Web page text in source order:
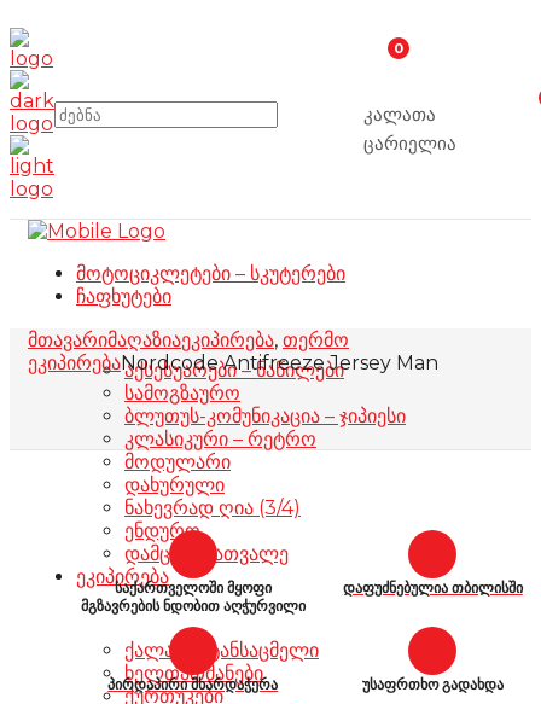
0
კალათა
ცარიელია
მოტოციკლეტები – სკუტერები
ჩაფხუტები
აქსესუარები – ნაწილები
სამოგზაურო
ბლუთუს-კომუნიკაცია – ჯიპიესი
კლასიკური – რეტრო
მოდულარი
დახურული
ნახევრად ღია (3/4)
ენდურო
დამცავი სათვალე
ეკიპირება
ქალაქის ტანსაცმელი
ხელთათმანები
ქურთუკები
მთავარიმაღაზიაეკიპირება, თერმო
ეკიპირებაNordcode Antifreeze Jersey Man
საქართველოში მყოფი
მგზავრების ნდობით აღჭურვილი
დაფუძნებულია თბილისში
პირდაპირი მხარდაჭერა უსაფრთხო გადახდა